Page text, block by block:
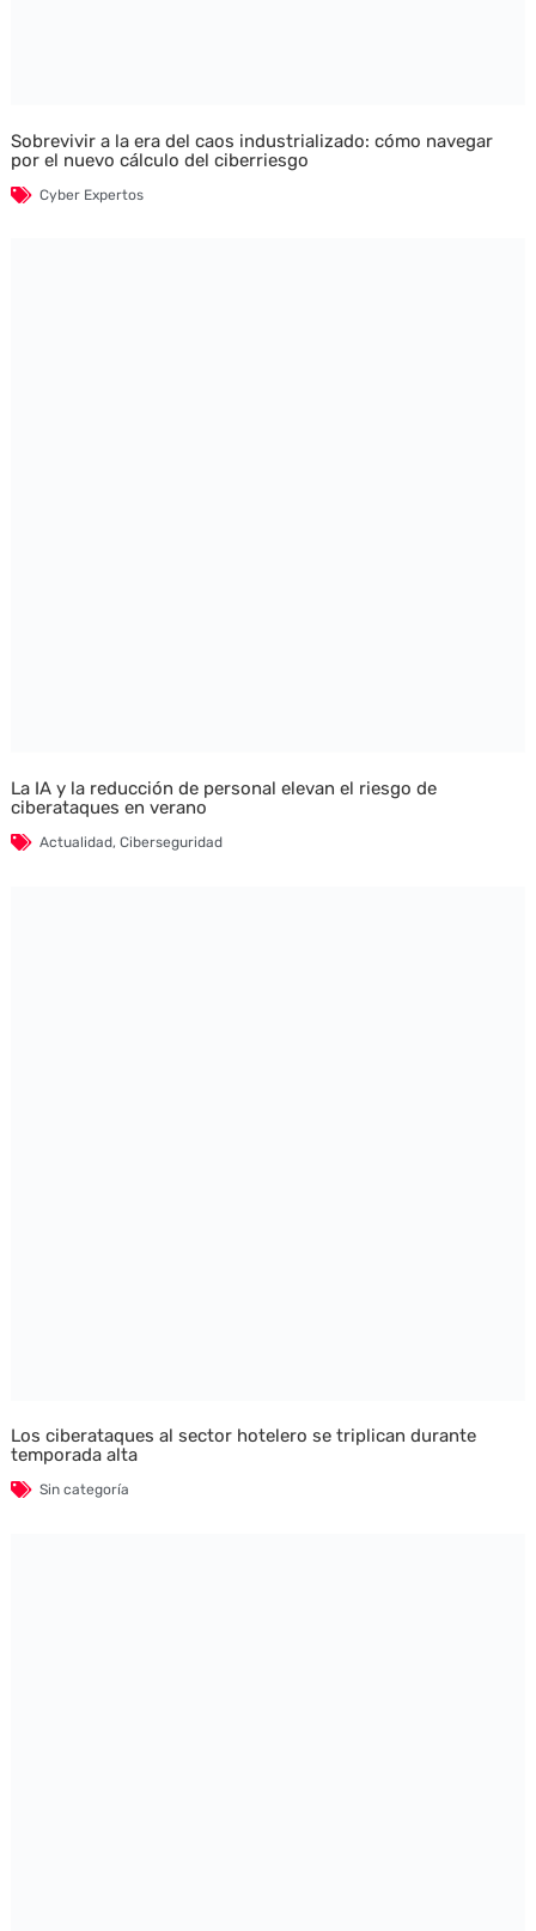
Sobrevivir a la era del caos industrializado: cómo navegar
por el nuevo cálculo del ciberriesgo
Cyber Expertos
La IA y la reducción de personal elevan el riesgo de
ciberataques en verano
Actualidad, Ciberseguridad
Los ciberataques al sector hotelero se triplican durante
temporada alta
Sin categoría